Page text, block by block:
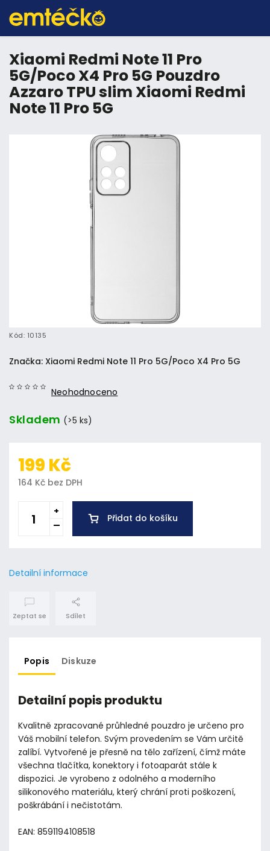
Xiaomi Redmi Note 11 Pro
5G/Poco X4 Pro 5G Pouzdro
Azzaro TPU slim Xiaomi Redmi
Note 11 Pro 5G
Kód: 10135
Neohodnoceno
Značka: Xiaomi Redmi Note 11 Pro 5G/Poco X4 Pro 5G
Skladem (>5 ks)
199 Kč
164 Kč bez DPH
Přidat do košíku
Detailní informace
Zeptat se Sdílet
Popis Diskuze
Detailní popis produktu
Kvalitně zpracované průhledné pouzdro je určeno pro
Váš mobilní telefon. Svým provedením se Vám určitě
zalíbí. Vytvořené je přesně na tělo zařízení, čímž máte
všechna tlačítka, konektory i fotoaparát stále k
dispozici. Je vyrobeno z odolného a moderního
silikonového materiálu, který chrání proti poškození,
poškrábání i nečistotám.
EAN: 8591194108518